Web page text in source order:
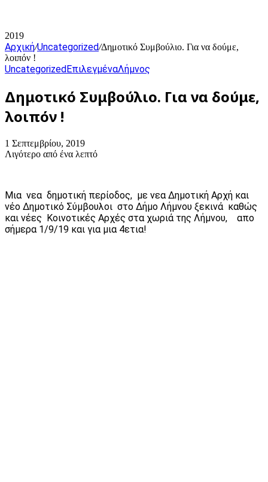
2019
Αρχική/Uncategorized/Δημοτικό Συμβούλιο. Για να δούμε,
λοιπόν !
UncategorizedΕπιλεγμέναΛήμνος
Δημοτικό Συμβούλιο. Για να δούμε,
λοιπόν !
1 Σεπτεμβρίου, 2019
Λιγότερο από ένα λεπτό
Μια νεα δημοτική περίοδος, με νεα Δημοτική Αρχή και
νέο Δημοτικό Σύμβουλοι στο Δήμο Λήμνου ξεκινά καθώς
και νέες Κοινοτικές Αρχές στα χωριά της Λήμνου, απο
σήμερα 1/9/19 και για μια 4ετια!